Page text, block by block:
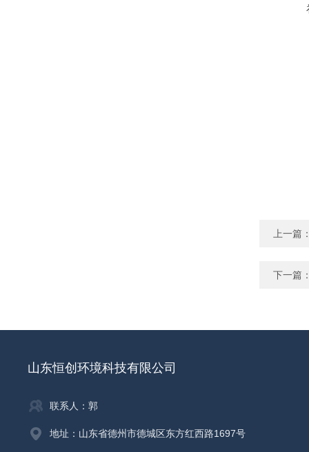
上一篇
下一篇
山东恒创环境科技有限公司
联系人：郭
地址：山东省德州市德城区东方红西路1697号